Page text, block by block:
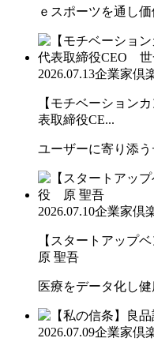
ｅスポーツを通し
2026.07.13企業家倶
【モチベーション
表取締役CE...
ユーザーに寄り添
2026.07.10企業家倶
【スタートアップ
原 聖吾
医療をデータ化し
2026.07.09企業家倶